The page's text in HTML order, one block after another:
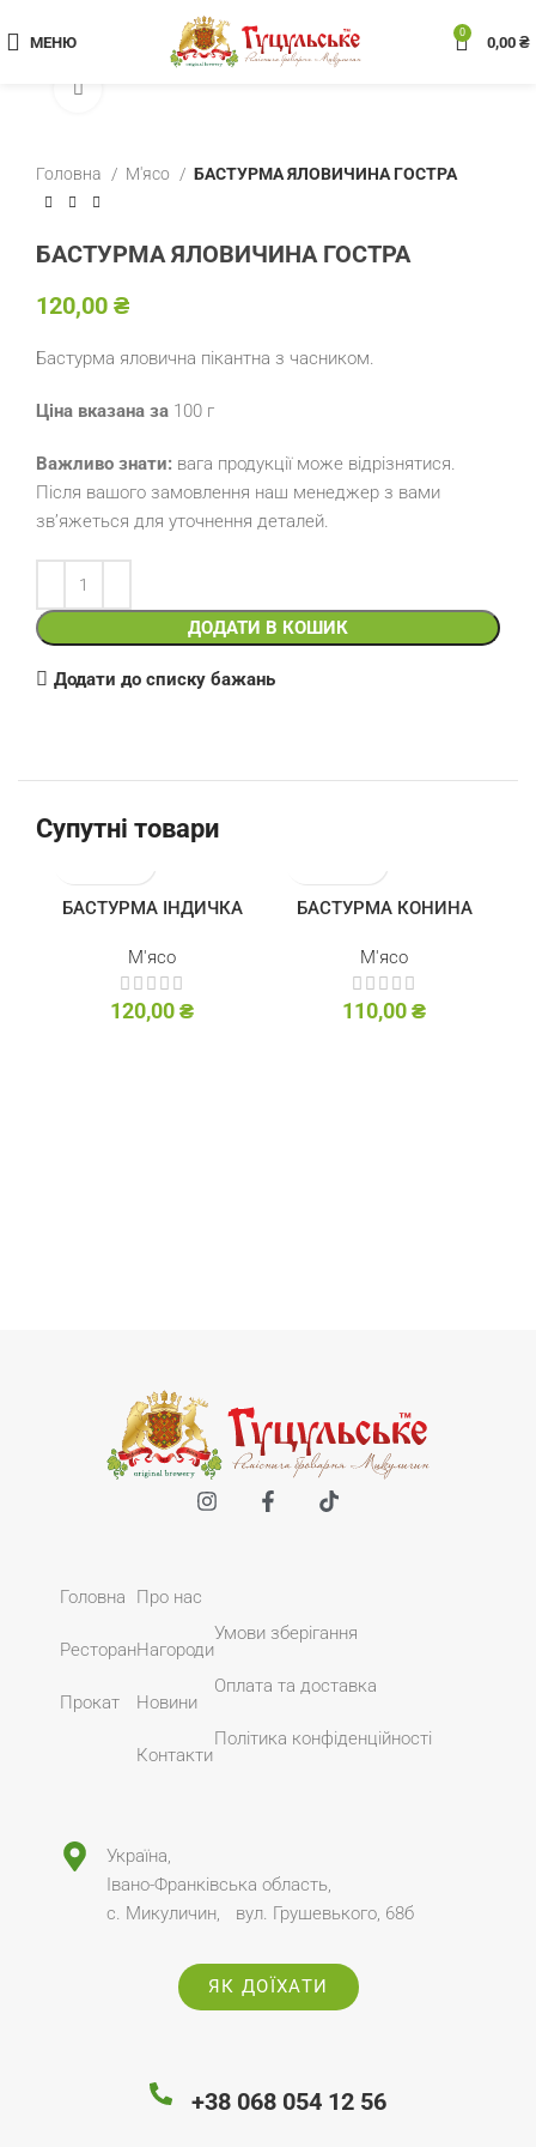
МЕНЮ
0
0,00 ₴
Головна М'ясо БАСТУРМА ЯЛОВИЧИНА ГОСТРА
БАСТУРМА ЯЛОВИЧИНА ГОСТРА
₴
Бастурма яловична пікантна з часником.
Ціна вказана за 100 г
Важливо знати: вага продукції може відрізнятися.
Після вашого замовлення наш менеджер з вами
зв’яжеться для уточнення деталей.
ДОДАТИ В КОШИК
Додати до списку бажань
Супутні товари
БАСТУРМА ІНДИЧКА
М'ясо
120,00₴
БАСТУРМА КОНИНА
М'ясо
110,00₴
Головна
Ресторан
Прокат
Про нас
Нагороди
Новини
Контакти
Умови зберігання
Оплата та доставка
Політика конфіденційності
Україна,
Івано-Франківська область,
с. Микуличин, вул. Грушевького, 68б
ЯК ДОЇХАТИ
+38 068 054 12 56